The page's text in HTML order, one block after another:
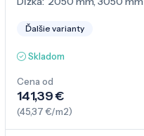
Ďalšie varianty
Skladom
Cena od
141,39 €
(45,37 €/m2)